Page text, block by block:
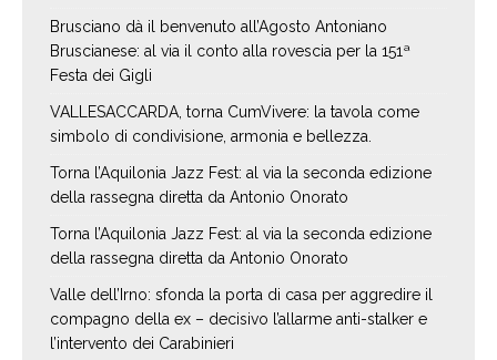
Brusciano dà il benvenuto all’Agosto Antoniano
Bruscianese: al via il conto alla rovescia per la 151ª
Festa dei Gigli
VALLESACCARDA, torna CumVivere: la tavola come
simbolo di condivisione, armonia e bellezza.
Torna l’Aquilonia Jazz Fest: al via la seconda edizione
della rassegna diretta da Antonio Onorato
Torna l’Aquilonia Jazz Fest: al via la seconda edizione
della rassegna diretta da Antonio Onorato
Valle dell’Irno: sfonda la porta di casa per aggredire il
compagno della ex – decisivo l’allarme anti-stalker e
l’intervento dei Carabinieri